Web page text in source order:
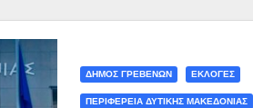
ΔΗΜΟΣ ΓΡΕΒΕΝΩΝ ΕΚΛΟΓΕΣ
ΠΕΡΙΦΕΡΕΙΑ ΔΥΤΙΚΗΣ ΜΑΚΕΔΟΝΙΑΣ